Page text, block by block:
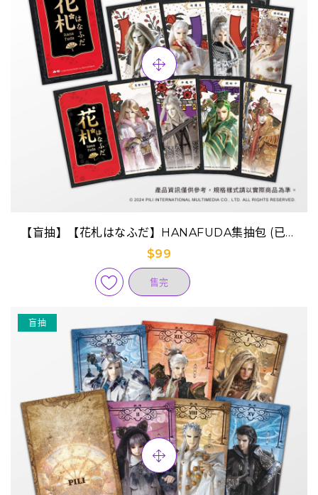
【盲抽】【花札はなふだ】HANAFUDA集抽包 (已完
售)
$99
售完
盲抽